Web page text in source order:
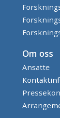
Om oss
Ansatte